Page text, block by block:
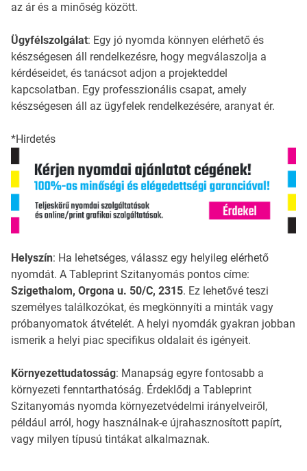
az ár és a minőség között.
Ügyfélszolgálat: Egy jó nyomda könnyen elérhető és
készségesen áll rendelkezésre, hogy megválaszolja a
kérdéseidet, és tanácsot adjon a projekteddel
kapcsolatban. Egy professzionális csapat, amely
készségesen áll az ügyfelek rendelkezésére, aranyat ér.
*Hirdetés
Helyszín: Ha lehetséges, válassz egy helyileg elérhető
nyomdát. A Tableprint Szitanyomás pontos címe:
Szigethalom, Orgona u. 50/C, 2315. Ez lehetővé teszi
személyes találkozókat, és megkönnyíti a minták vagy
próbanyomatok átvételét. A helyi nyomdák gyakran jobban
ismerik a helyi piac specifikus oldalait és igényeit.
Környezettudatosság: Manapság egyre fontosabb a
környezeti fenntarthatóság. Érdeklődj a Tableprint
Szitanyomás nyomda környezetvédelmi irányelveiről,
például arról, hogy használnak-e újrahasznosított papírt,
vagy milyen típusú tintákat alkalmaznak.